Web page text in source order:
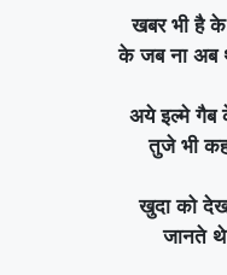
खबर भी है
के जब ना अब
अये इल्मे गैब
तुजे भी
खुदा को
जानते थे